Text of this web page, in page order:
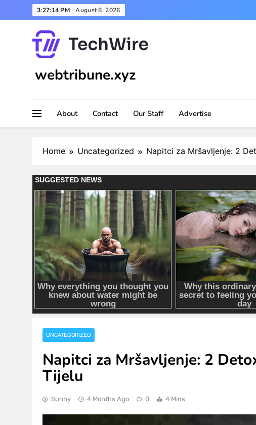
to
3:27:15 PM August 8, 2026
webtribune.xyz
About Contact Our Staff Advertise
Home Uncategorized Napitci za Mršavljenje: 2
UNCATEGORIZED
Napitci za Mršavljenje: 2
Tijelu
Sunny 4 Months Ago 0 4 Mins